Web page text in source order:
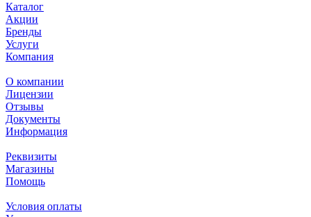
Каталог
Акции
Бренды
Услуги
Компания
О компании
Лицензии
Отзывы
Документы
Информация
Реквизиты
Магазины
Помощь
Условия оплаты